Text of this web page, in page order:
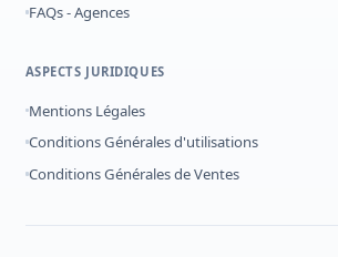
FAQs - Agences
ASPECTS JURIDIQUES
Mentions Légales
Conditions Générales d'utilisations
Conditions Générales de Ventes